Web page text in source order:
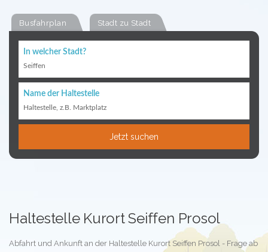
Busfahrplan Stadt zu Stadt
In welcher Stadt?
Seiffen
Name der Haltestelle
Haltestelle, z.B. Marktplatz
Jetzt suchen
Haltestelle Kurort Seiffen Prosol
Abfahrt und Ankunft an der Haltestelle Kurort Seiffen Prosol - Frage ab